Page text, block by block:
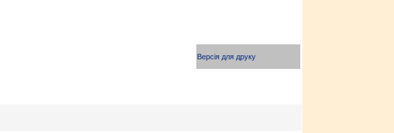
Версія для друку